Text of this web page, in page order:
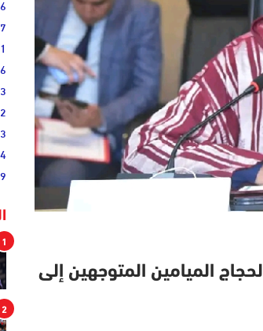
الميامين المتوجهين إلى
1
2